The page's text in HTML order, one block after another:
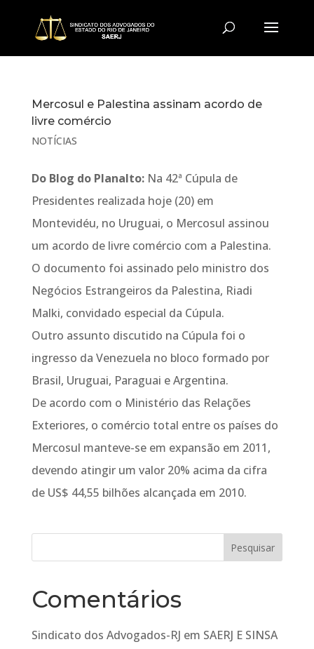
Mercosul e Palestina assinam acordo de
livre comércio
NOTÍCIAS
Do Blog do Planalto: Na 42ª Cúpula de
Presidentes realizada hoje (20) em
Montevidéu, no Uruguai, o Mercosul assinou
um acordo de livre comércio com a Palestina.
O documento foi assinado pelo ministro dos
Negócios Estrangeiros da Palestina, Riadi
Malki, convidado especial da Cúpula.
Outro assunto discutido na Cúpula foi o
ingresso da Venezuela no bloco formado por
Brasil, Uruguai, Paraguai e Argentina.
De acordo com o Ministério das Relações
Exteriores, o comércio total entre os países do
Mercosul manteve-se em expansão em 2011,
devendo atingir um valor 20% acima da cifra
de US$ 44,55 bilhões alcançada em 2010.
Comentários
Sindicato dos Advogados-RJ em SAERJ E SINSA